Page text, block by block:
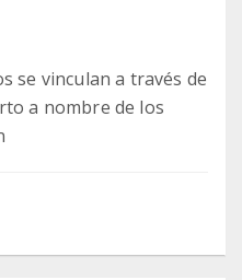
se vinculan a través de
a nombre de los